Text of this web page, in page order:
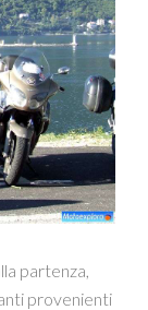
partenza,
provenienti